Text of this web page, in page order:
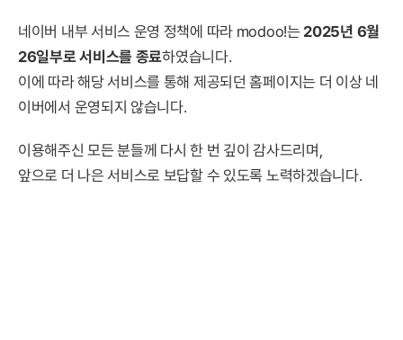
네이버 내부 서비스 운영 정책에 따라 modoo!는 2025년 6월
26일부로 서비스를 종료하였습니다.
이에 따라 해당 서비스를 통해 제공되던 홈페이지는 더 이상 네
이버에서 운영되지 않습니다.
이용해주신 모든 분들께 다시 한 번 깊이 감사드리며,
앞으로 더 나은 서비스로 보답할 수 있도록 노력하겠습니다.